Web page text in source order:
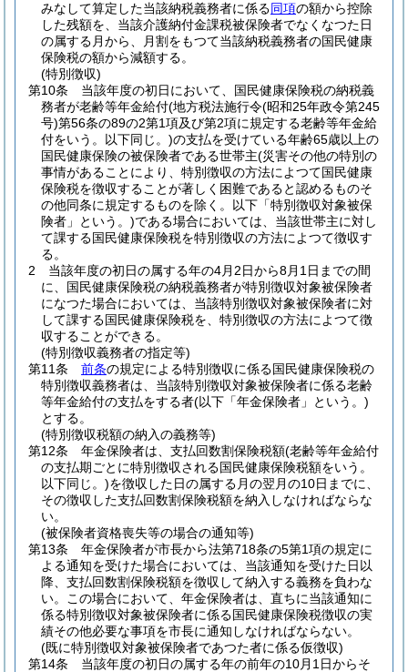
みなして算定した当該納税義務者に係る同項の額から控除
した残額を、当該介護納付金課税被保険者でなくなつた日
の属する月から、月割をもつて当該納税義務者の国民健康
保険税の額から減額する。
(特別徴収)
第10条
当該年度の初日において、国民健康保険税の納税義
務者が老齢等年金給付(地方税法施行令(昭和25年政令第245
号)第56条の89の2第1項及び第2項に規定する老齢等年金給
付をいう。以下同じ。)の支払を受けている年齢65歳以上の
国民健康保険の被保険者である世帯主(災害その他の特別の
事情があることにより、特別徴収の方法によつて国民健康
保険税を徴収することが著しく困難であると認めるものそ
の他同条に規定するものを除く。以下「特別徴収対象被保
険者」という。)である場合においては、当該世帯主に対し
て課する国民健康保険税を特別徴収の方法によつて徴収す
る。
2
当該年度の初日の属する年の4月2日から8月1日までの間
に、国民健康保険税の納税義務者が特別徴収対象被保険者
になつた場合においては、当該特別徴収対象被保険者に対
して課する国民健康保険税を、特別徴収の方法によつて徴
収することができる。
(特別徴収義務者の指定等)
第11条
前条の規定による特別徴収に係る国民健康保険税の
特別徴収義務者は、当該特別徴収対象被保険者に係る老齢
等年金給付の支払をする者(以下「年金保険者」という。)
とする。
(特別徴収税額の納入の義務等)
第12条
年金保険者は、支払回数割保険税額(老齢等年金給付
の支払期ごとに特別徴収される国民健康保険税額をいう。
以下同じ。)を徴収した日の属する月の翌月の10日までに、
その徴収した支払回数割保険税額を納入しなければならな
い。
(被保険者資格喪失等の場合の通知等)
第13条
年金保険者が市長から法第718条の5第1項の規定に
よる通知を受けた場合においては、当該通知を受けた日以
降、支払回数割保険税額を徴収して納入する義務を負わな
い。
この場合において、年金保険者は、直ちに当該通知に
係る特別徴収対象被保険者に係る国民健康保険税徴収の実
績その他必要な事項を市長に通知しなければならない。
(既に特別徴収対象被保険者であつた者に係る仮徴収)
第14条
当該年度の初日の属する年の前年の10月1日からそ